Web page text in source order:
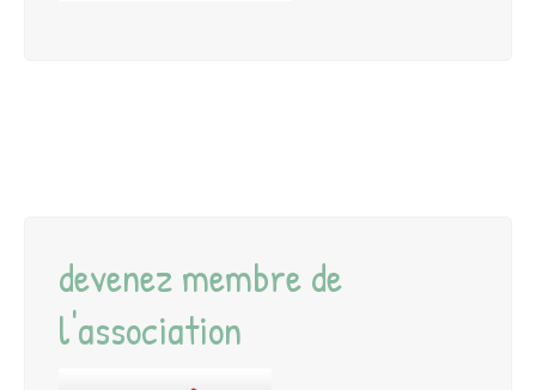
devenez membre de
l'association